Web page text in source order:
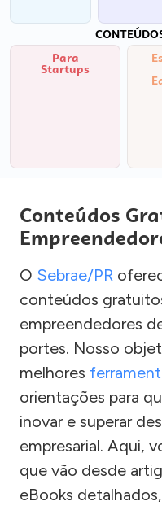
Para
Startups
Conteúdos
O Sebrae/PR
conteúdos
empreendedores
portes. Nosso
melhores
orientações para
inovar e superar
empresarial. Aqui,
que vão desde
eBooks